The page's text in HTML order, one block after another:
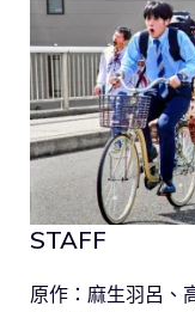
STAFF
原作：麻生羽呂、